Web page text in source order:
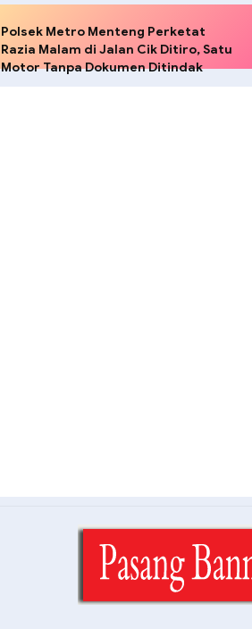
Polsek Metro Menteng Perketat
Razia Malam di Jalan Cik Ditiro, Satu
Motor Tanpa Dokumen Ditindak